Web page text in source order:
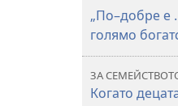
„По–добре е
голямо
ЗА
Когато